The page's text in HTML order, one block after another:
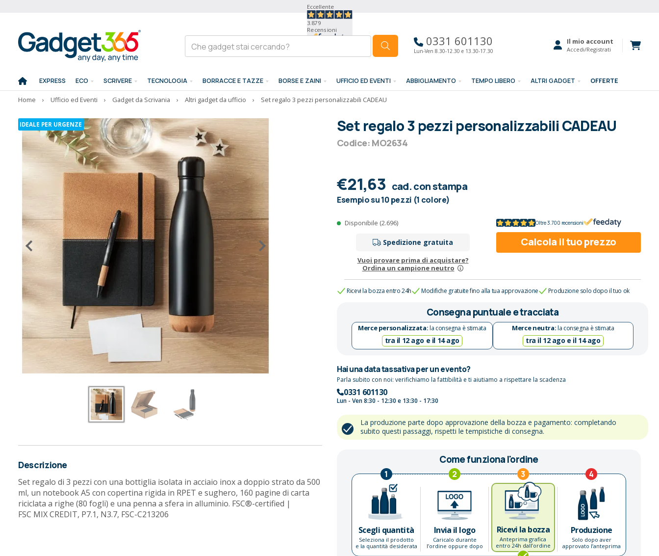
Eccellente
3.879
Recensioni
0331 601130
Lun-Ven 8.30-12.30 e 13.30-17.30
Il mio account
Accedi/Registrati
EXPRESS ECO SCRIVERE TECNOLOGIA BORRACCE E TAZZE BORSE E ZAINI UFFICIO ED EVENTI ABBIGLIAMENTO TEMPO LIBERO ALTRI GADGET OFFERTE
Home › Ufficio ed Eventi › Gadget da Scrivania › Altri gadget da ufficio › Set regalo 3 pezzi personalizzabili CADEAU
IDEALE PER URGENZE
Descrizione
Set regalo di 3 pezzi con una bottiglia isolata in acciaio inox a doppio strato da 500
ml, un notebook A5 con copertina rigida in RPET e sughero, 160 pagine di carta
riciclata a righe (80 fogli) e una penna a sfera in alluminio. FSC®-certified |
FSC MIX CREDIT, P7.1, N3.7, FSC-C213206
Set regalo 3 pezzi personalizzabili CADEAU
Codice: MO2634
€21,63 cad. con stampa
Esempio su 10 pezzi (1 colore)
Disponibile (2.696)
Spedizione gratuita
Vuoi provare prima di acquistare?
Ordina un campione neutro
Oltre 3.700 recensioni
Calcola il tuo prezzo
Ricevi la bozza entro 24h Modifiche gratuite fino alla tua approvazione Produzione solo dopo il tuo ok
Consegna puntuale e tracciata
Merce personalizzata:la consegna è stimata
tra il 12 ago e il 14 ago
Merce neutra:la consegna è stimata
tra il 12 ago e il 14 ago
Hai una data tassativa per un evento?
Parla subito con noi: verifichiamo la fattibilità e ti aiutiamo a rispettare la scadenza
0331 601130
Lun - Ven 8:30 - 12:30 e 13:30 - 17:30
La produzione parte dopo approvazione della bozza e pagamento: completando
subito questi passaggi, rispetti le tempistiche di consegna.
Come funziona l'ordine
1
Scegli quantità
Seleziona il prodotto
e la quantità desiderata
2
Invia il logo
Caricalo durante
l’ordine oppure dopo
3
Ricevi la bozza
Anteprima grafica
entro 24h dall’ordine
4
Produzione
Solo dopo aver
approvato l’anteprima